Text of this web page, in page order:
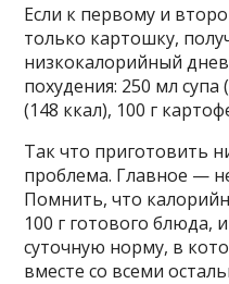
Если к первому и
только картошку,
низкокалорийный
похудения: 250 мл супа
(148 ккал), 100 г
Так что приготовить
проблема. Главное —
Помнить, что
100 г готового блюда,
суточную норму, в
вместе со всеми